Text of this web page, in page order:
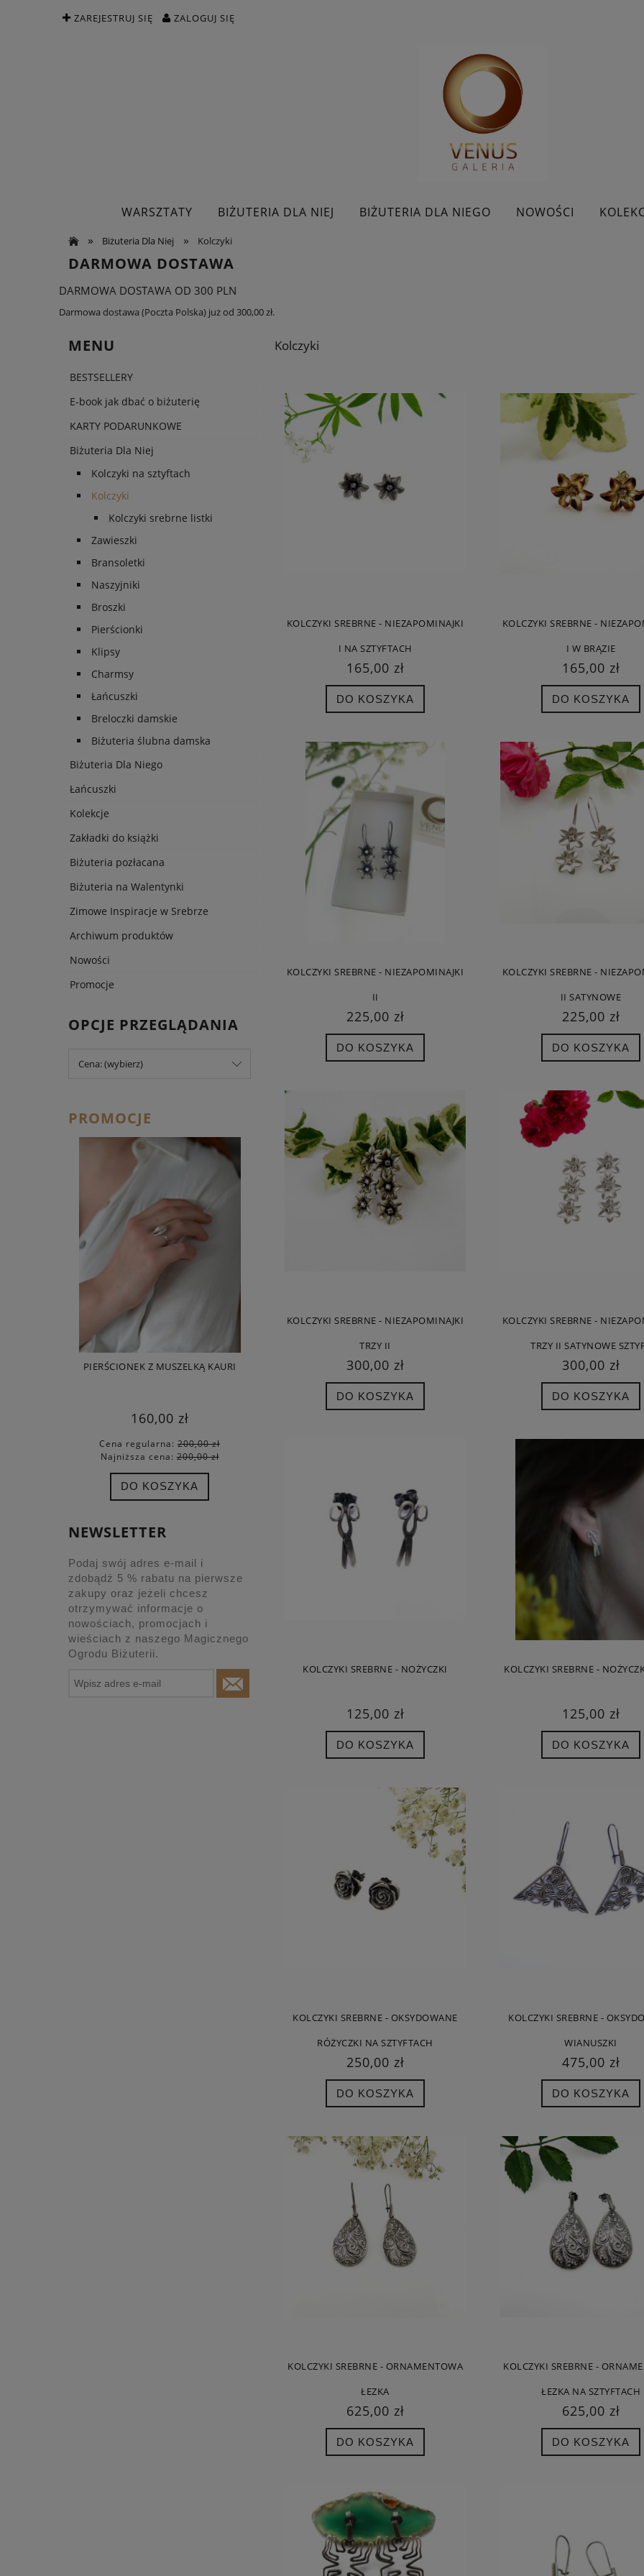
ZAREJESTRUJ SIĘ ZALOGUJ SIĘ
WARSZTATY BIŻUTERIA DLA NIEJ BIŻUTERIA DLA NIEGO NOWOŚCI
» Biżuteria Dla Niej » Kolczyki
DARMOWA DOSTAWA
DARMOWA DOSTAWA OD 300 PLN
Darmowa dostawa (Poczta Polska) już od 300,00 zł.
MENU
BESTSELLERY
E-book jak dbać o biżuterię
KARTY PODARUNKOWE
Biżuteria Dla Niej
Kolczyki na sztyftach
Kolczyki
Kolczyki srebrne listki
Zawieszki
Bransoletki
Naszyjniki
Broszki
Pierścionki
Klipsy
Charmsy
Łańcuszki
Breloczki damskie
Biżuteria ślubna damska
Biżuteria Dla Niego
Łańcuszki
Kolekcje
Zakładki do książki
Biżuteria pozłacana
Biżuteria na Walentynki
Zimowe Inspiracje w Srebrze
Archiwum produktów
Nowości
Promocje
OPCJE PRZEGLĄDANIA
Cena: (wybierz)
PROMOCJE
PIERŚCIONEK Z MUSZELKĄ KAURI
160,00 zł
Cena regularna: 200,00 zł
Najniższa cena:200,00 zł
DO KOSZYKA
PIERŚCIONEK MUSZELKA DUŻA BIAŁA
MUSZELKI GRAFITOWE - KOLCZYKI NA
SZTYFTACH
NEWSLETTER
Podaj swój adres e-mail i
zdobądź 5 % rabatu na pierwsze
zakupy oraz jeżeli chcesz
otrzymywać informacje o
nowościach, promocjach i
wieściach z naszego Magicznego
Ogrodu Biżuterii.
Kolczyki
KOLCZYKI SREBRNE - NIEZAPOMINAJKI
I NA SZTYFTACH
165,00 zł
DO KOSZYKA
KOLCZYKI SREBRNE -
I W BRĄZIE
165,00 zł
DO KOSZYKA
KOLCZYKI SREBRNE - NIEZAPOMINAJKI
II
225,00 zł
DO KOSZYKA
KOLCZYKI SREBRNE -
II SATYNOWE
225,00 zł
DO KOSZYKA
KOLCZYKI SREBRNE - NIEZAPOMINAJKI
TRZY II
300,00 zł
DO KOSZYKA
KOLCZYKI SREBRNE -
TRZY II SATYNOWE
300,00 zł
DO KOSZYKA
KOLCZYKI SREBRNE - NOŻYCZKI
125,00 zł
DO KOSZYKA
KOLCZYKI SREBRNE -
125,00 zł
DO KOSZYKA
KOLCZYKI SREBRNE - OKSYDOWANE
RÓŻYCZKI NA SZTYFTACH
250,00 zł
DO KOSZYKA
KOLCZYKI SREBRNE -
WIANUSZKI
475,00 zł
DO KOSZYKA
KOLCZYKI SREBRNE - ORNAMENTOWA
ŁEZKA
625,00 zł
DO KOSZYKA
KOLCZYKI SREBRNE -
ŁEZKA NA SZTYFTACH
625,00 zł
DO KOSZYKA